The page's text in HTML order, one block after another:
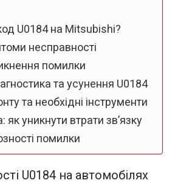
U0184 на Mitsubishi?
несправності
помилки
та усунення U0184
та необхідні інструменти
як уникнути втрати зв’язку
помилки
U0184 на автомобілях